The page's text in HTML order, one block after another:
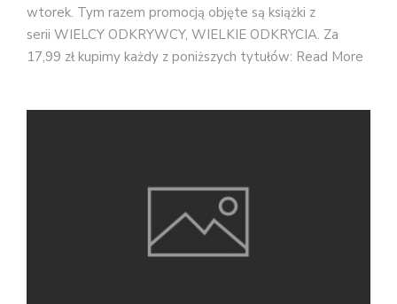
wtorek. Tym razem promocją objęte są książki z
serii WIELCY ODKRYWCY, WIELKIE ODKRYCIA. Za
17,99 zł kupimy każdy z poniższych tytułów: Read More